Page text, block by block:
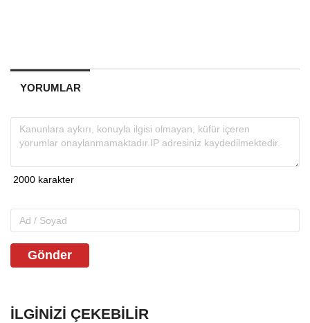
YORUMLAR
Gönder
İLGINIZI ÇEKEBILIR